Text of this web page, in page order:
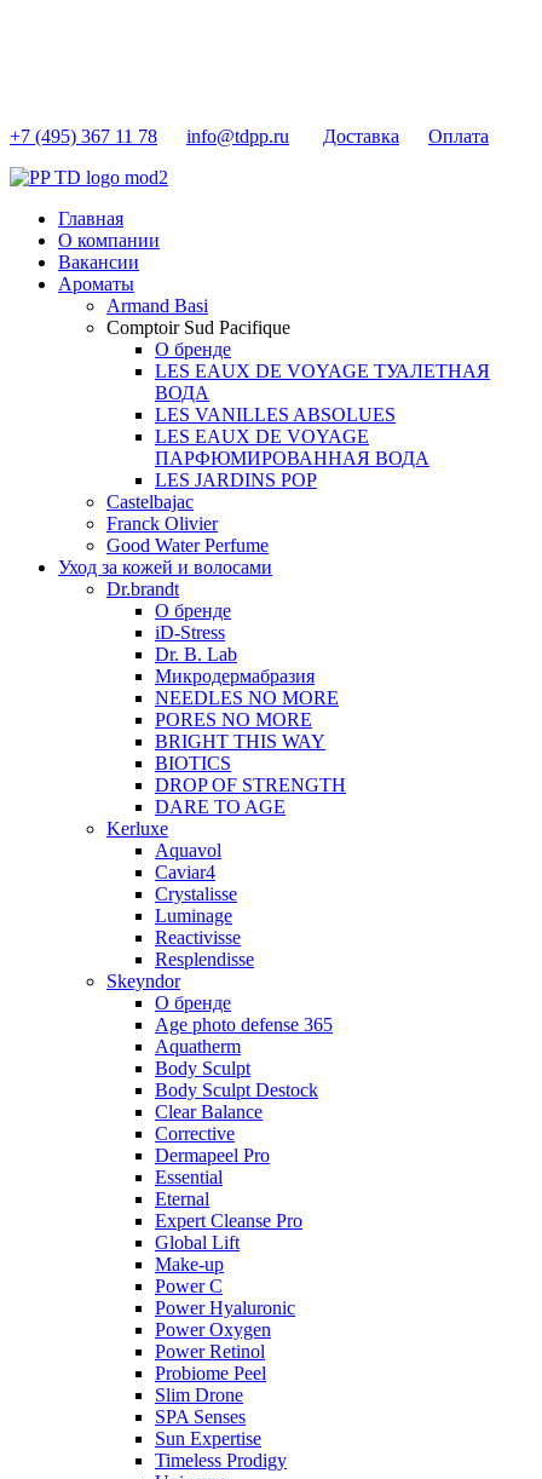
+7 (495) 367 11 78 info@tdpp.ru Доставка Оплата
Главная
О компании
Вакансии
Ароматы
Armand Basi
Comptoir Sud Pacifique
О бренде
LES EAUX DE VOYAGE ТУАЛЕТНАЯ
ВОДА
LES VANILLES ABSOLUES
LES EAUX DE VOYAGE
ПАРФЮМИРОВАННАЯ ВОДА
LES JARDINS POP
Castelbajac
Franck Olivier
Good Water Perfume
Уход за кожей и волосами
Dr.brandt
О бренде
iD-Stress
Dr. B. Lab
Микродермабразия
NEEDLES NO MORE
PORES NO MORE
BRIGHT THIS WAY
BIOTICS
DROP OF STRENGTH
DARE TO AGE
Kerluxe
Aquavol
Caviar4
Crystalisse
Luminage
Reactivisse
Resplendisse
Skeyndor
О бренде
Age photo defense 365
Aquatherm
Body Sculpt
Body Sculpt Destock
Clear Balance
Corrective
Dermapeel Pro
Essential
Eternal
Expert Cleanse Pro
Global Lift
Make-up
Power C
Power Hyaluronic
Power Oxygen
Power Retinol
Probiome Peel
Slim Drone
SPA Senses
Sun Expertise
Timeless Prodigy